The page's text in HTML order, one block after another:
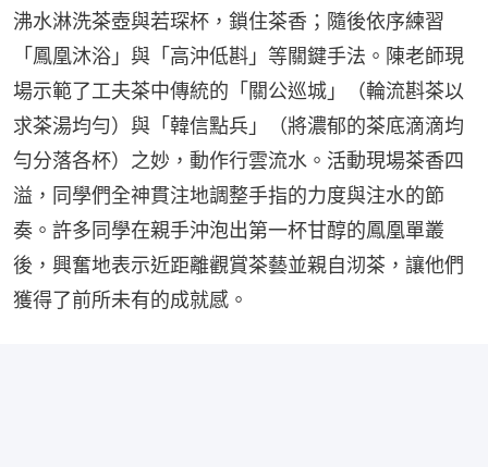
沸水淋洗茶壺與若琛杯，鎖住茶香；隨後依序練習
「鳳凰沐浴」與「高沖低斟」等關鍵手法。陳老師現
場示範了工夫茶中傳統的「關公巡城」（輪流斟茶以
求茶湯均勻）與「韓信點兵」（將濃郁的茶底滴滴均
勻分落各杯）之妙，動作行雲流水。活動現場茶香四
溢，同學們全神貫注地調整手指的力度與注水的節
奏。許多同學在親手沖泡出第一杯甘醇的鳳凰單叢
後，興奮地表示近距離觀賞茶藝並親自沏茶，讓他們
獲得了前所未有的成就感。